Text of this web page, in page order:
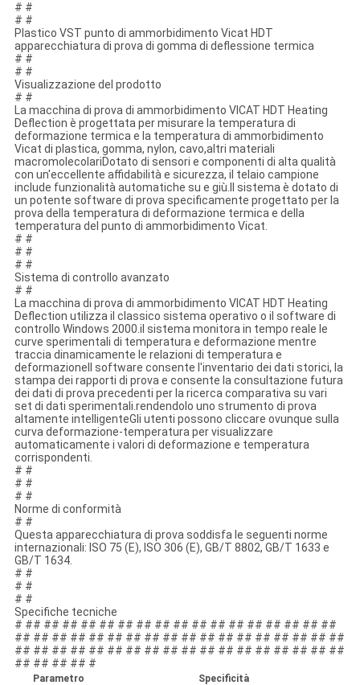
# #
# #
Plastico VST punto di ammorbidimento Vicat HDT
apparecchiatura di prova di gomma di deflessione termica
# #
# #
Visualizzazione del prodotto
# #
La macchina di prova di ammorbidimento VICAT HDT Heating
Deflection è progettata per misurare la temperatura di
deformazione termica e la temperatura di ammorbidimento
Vicat di plastica, gomma, nylon, cavo,altri materiali
macromolecolariDotato di sensori e componenti di alta qualità
con un'eccellente affidabilità e sicurezza, il telaio campione
include funzionalità automatiche su e giù.Il sistema è dotato di
un potente software di prova specificamente progettato per la
prova della temperatura di deformazione termica e della
temperatura del punto di ammorbidimento Vicat.
# #
# #
# #
Sistema di controllo avanzato
# #
La macchina di prova di ammorbidimento VICAT HDT Heating
Deflection utilizza il classico sistema operativo o il software di
controllo Windows 2000.il sistema monitora in tempo reale le
curve sperimentali di temperatura e deformazione mentre
traccia dinamicamente le relazioni di temperatura e
deformazioneIl software consente l'inventario dei dati storici, la
stampa dei rapporti di prova e consente la consultazione futura
dei dati di prova precedenti per la ricerca comparativa su vari
set di dati sperimentali.rendendolo uno strumento di prova
altamente intelligenteGli utenti possono cliccare ovunque sulla
curva deformazione-temperatura per visualizzare
automaticamente i valori di deformazione e temperatura
corrispondenti.
# #
# #
# #
Norme di conformità
# #
Questa apparecchiatura di prova soddisfa le seguenti norme
internazionali: ISO 75 (E), ISO 306 (E), GB/T 8802, GB/T 1633 e
GB/T 1634.
# #
# #
# #
Specifiche tecniche
# ## ## ## ## ## ## ## ## ## ## ## ## ## ## ## ## ##
## ## ## ## ## ## ## ## ## ## ## ## ## ## ## ## ## ##
## ## ## ## ## ## ## ## ## ## ## ## ## ## ## ## ## ##
## ## ## ## #
Parametro
Specificità